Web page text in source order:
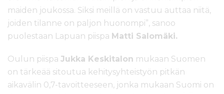
maiden joukossa. Siksi meillä on vastuu auttaa niitä,
joiden tilanne on paljon huonompi”, sanoo
puolestaan Lapuan piispa Matti Salomäki.
Oulun piispa Jukka Keskitalon mukaan Suomen
on tärkeää sitoutua kehitysyhteistyön pitkän
aikavälin 0,7-tavoitteeseen, jonka mukaan Suomi on